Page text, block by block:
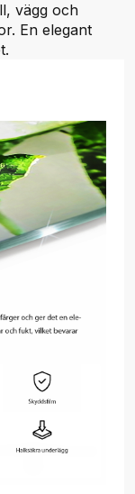
vägg och
En elegant